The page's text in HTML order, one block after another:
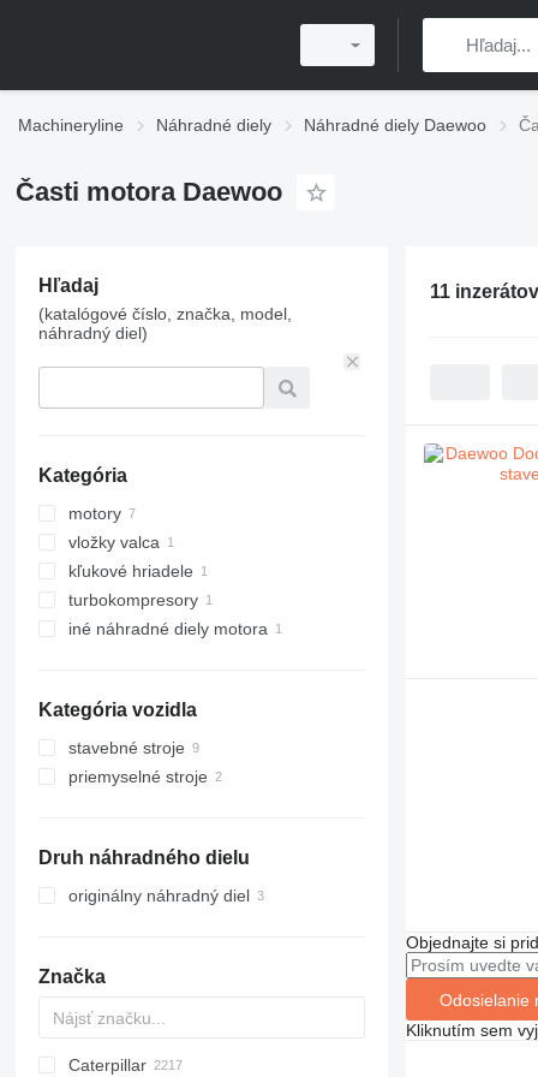
Machineryline Náhradné diely Náhradné diely Daewoo
Časti motora Daewoo
Hľadaj
(katalógové číslo, značka, model,
náhradný diel)
Kategória
motory
vložky valca
kľukové hriadele
turbokompresory
iné náhradné diely motora
Kategória vozidla
stavebné stroje
rýpadlá
priemyselné stroje
iné generátory
Druh náhradného dielu
originálny náhradný diel
Značka
Titan
AS
AX
ASC
GA
225LC
D-series
600 - series
BC
SWE
BB
320
Farmlift
570
Caterpillar
11
Objednajte si
Odosielanie
Kliknutím sem